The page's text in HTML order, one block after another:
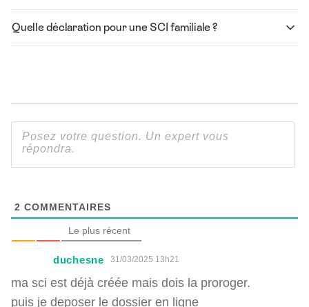
Quelle déclaration pour une SCI familiale ?
2 COMMENTAIRES
Le plus récent
duchesne 31/03/2025 13h21
ma sci est déjà créée mais dois la proroger.
puis je deposer le dossier en ligne